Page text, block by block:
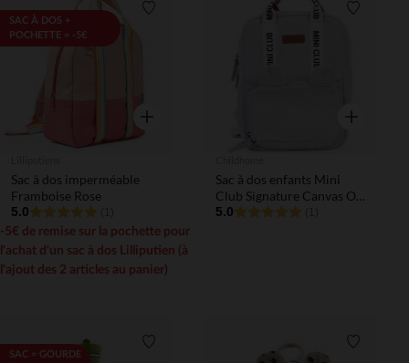
SAC À DOS +
POCHETTE = -5€
Aperçu rapide
Sac à dos imperméable
Framboise Rose
5.0
-5€ de remise sur la pochette pour
l'achat d'un sac à dos Lilliputien (à
l'ajout des 2 articles au panier)
Aperçu
Sac à dos enfants Mini
Club Signature Canvas Off
White
5.0
SAC = GOURDE